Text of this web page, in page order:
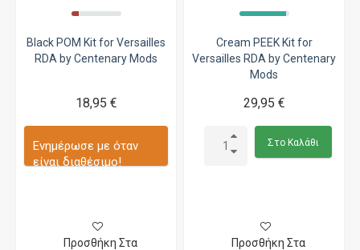
Black POM Kit for Versailles
RDA by Centenary Mods
18,95 €
Ενημέρωσε με όταν
είναι διαθέσιμο!
Προσθήκη Στα
Cream PEEK Kit for
Versailles RDA by Centenary
Mods
29,95 €
Στο Καλάθι
Προσθήκη Στα